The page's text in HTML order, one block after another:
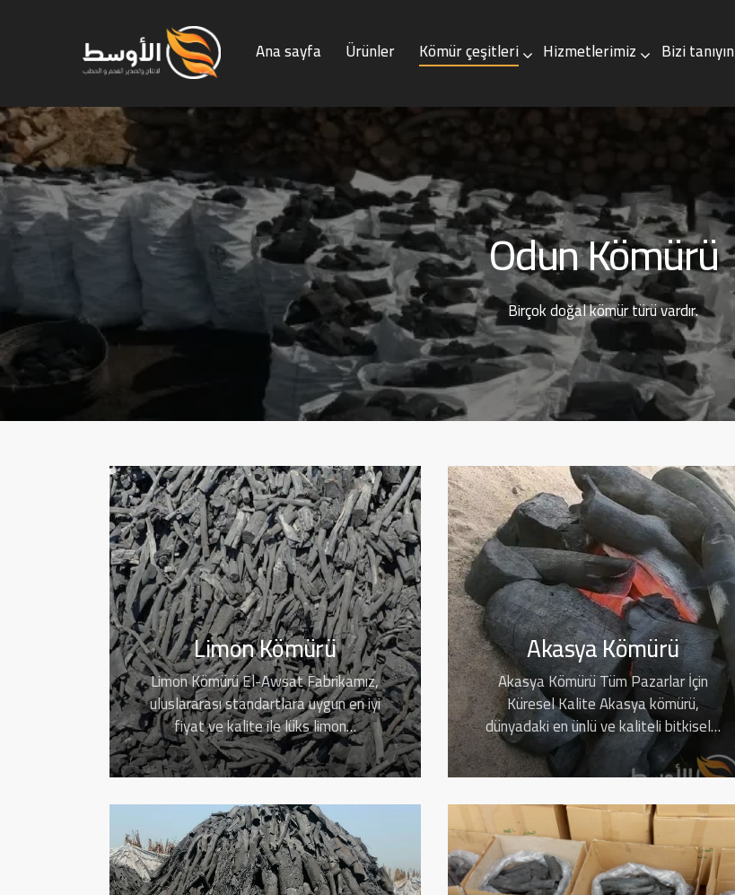
Ana sayfa Ürünler Kömür çeşitleri Hizmetlerimiz Bizi tanıyın
Kömür çeşitleri Hizmetlerimiz
Odun Kömürü
Birçok doğal kömür türü vardır.
Limon Kömürü
Limon Kömürü El-Awsat Fabrikamız,
uluslararası standartlara uygun en iyi
fiyat ve kalite ile lüks limon…
Akasya Kömürü
Akasya Kömürü Tüm Pazarlar İçin
Küresel Kalite Akasya kömürü,
dünyadaki en ünlü ve kaliteli bitkisel…